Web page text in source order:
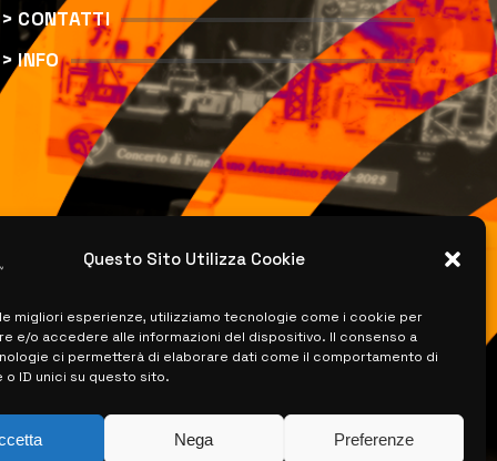
Questo Sito Utilizza Cookie
migliori esperienze, utilizziamo tecnologie come i cookie per
e/o accedere alle informazioni del dispositivo. Il consenso a
ci permetterà di elaborare dati come il comportamento di
o ID unici su questo sito.
Nega Preferenze
> CONTATTI
> INFO